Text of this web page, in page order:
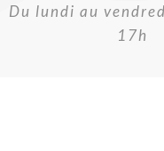
Du lundi au
17h